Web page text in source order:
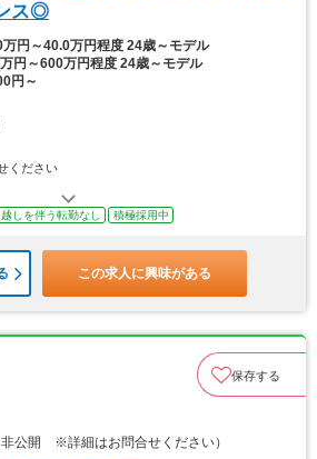
ス◎
万円～40.0万円程度 24歳～モデル
万円～600万円程度 24歳～モデル
円～
ください
しを伴う転勤なし 積極採用中
この求人に興味がある
保存する
公開 ※詳細はお問合せください）